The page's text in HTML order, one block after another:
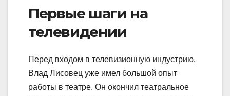
Первые шаги на
телевидении
Перед входом в телевизионную индустрию,
Влад Лисовец уже имел большой опыт
работы в театре. Он окончил театральное